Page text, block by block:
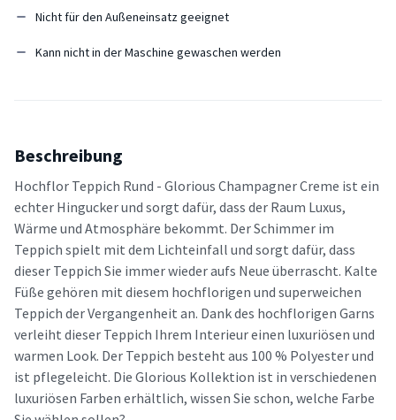
Nicht für den Außeneinsatz geeignet
Kann nicht in der Maschine gewaschen werden
Beschreibung
Hochflor Teppich Rund - Glorious Champagner Creme ist ein
echter Hingucker und sorgt dafür, dass der Raum Luxus,
Wärme und Atmosphäre bekommt. Der Schimmer im
Teppich spielt mit dem Lichteinfall und sorgt dafür, dass
dieser Teppich Sie immer wieder aufs Neue überrascht. Kalte
Füße gehören mit diesem hochflorigen und superweichen
Teppich der Vergangenheit an. Dank des hochflorigen Garns
verleiht dieser Teppich Ihrem Interieur einen luxuriösen und
warmen Look. Der Teppich besteht aus 100 % Polyester und
ist pflegeleicht. Die Glorious Kollektion ist in verschiedenen
luxuriösen Farben erhältlich, wissen Sie schon, welche Farbe